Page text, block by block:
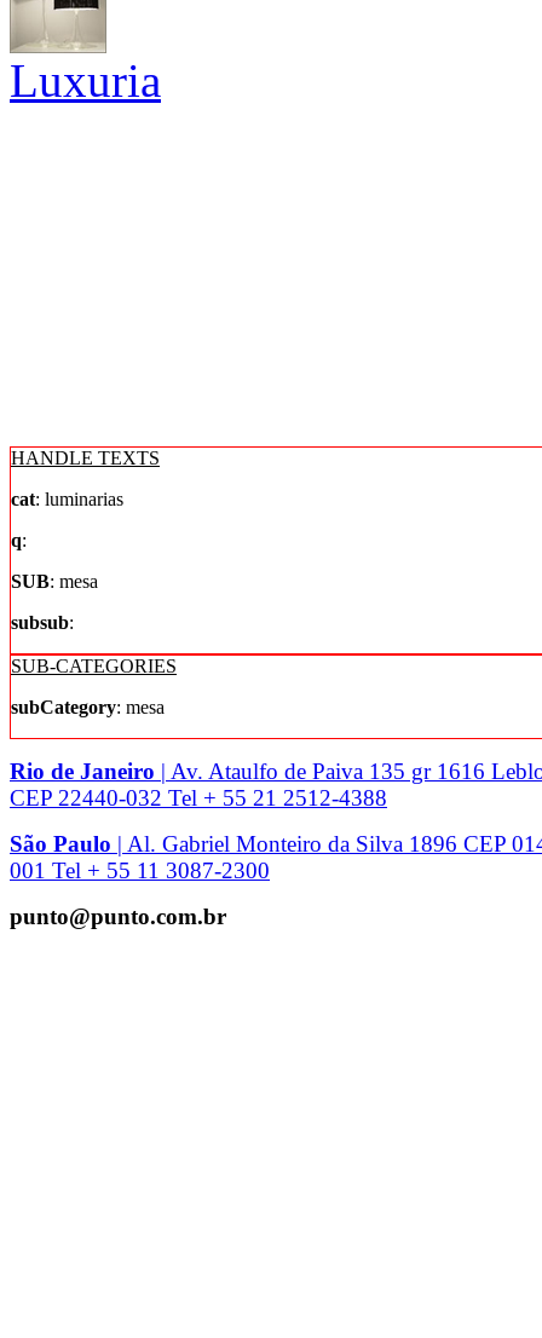
Luxuria
HANDLE TEXTS
cat: luminarias
q:
SUB: mesa
subsub:
SUB-CATEGORIES
subCategory: mesa
Rio de Janeiro | Av. Ataulfo de Paiva 135 gr 1616
CEP 22440-032 Tel + 55 21 2512-4388
São Paulo | Al. Gabriel Monteiro da Silva 1896 CEP
001 Tel + 55 11 3087-2300
punto@punto.com.br